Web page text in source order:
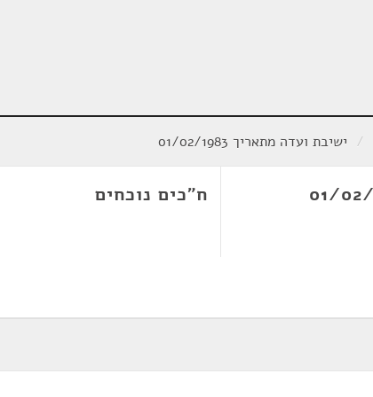
/ ישיבת ועדה מתאריך 01/02/1983
ח"כים נוכחים